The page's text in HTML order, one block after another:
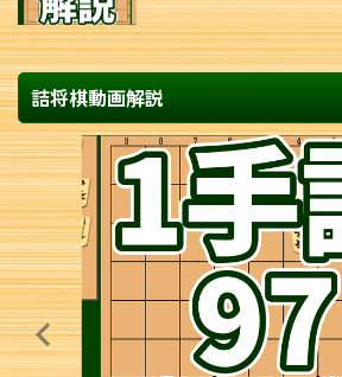
詰将棋動画解説